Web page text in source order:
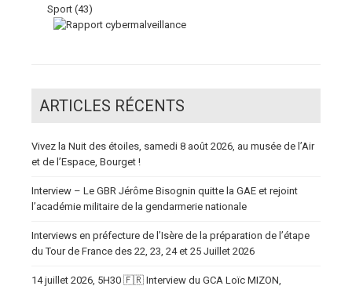
Sport (43)
ARTICLES RÉCENTS
Vivez la Nuit des étoiles, samedi 8 août 2026, au musée de l’Air
et de l’Espace, Bourget !
Interview – Le GBR Jérôme Bisognin quitte la GAE et rejoint
l’académie militaire de la gendarmerie nationale
Interviews en préfecture de l’Isère de la préparation de l’étape
du Tour de France des 22, 23, 24 et 25 Juillet 2026
14 juillet 2026, 5H30 🇫🇷 Interview du GCA Loïc MIZON,